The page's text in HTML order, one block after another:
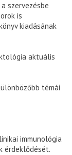
szervezésbe
is
kiadásának
aktuális
témái
immunológia
érdeklődését.